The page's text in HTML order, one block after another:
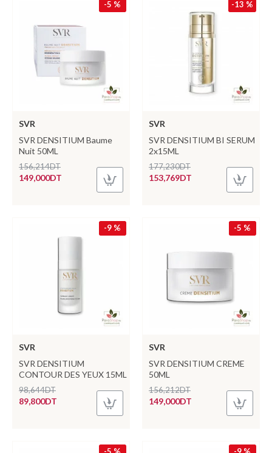
-5 %
SVR
SVR DENSITIUM Baume
Nuit 50ML
149,000DT
156,214DT
-13 %
SVR
SVR DENSITIUM BI SERUM
2x15ML
153,769DT
177,230DT
-9 %
SVR
SVR DENSITIUM
CONTOUR DES YEUX 15ML
89,800DT
98,644DT
-5 %
SVR
SVR DENSITIUM CREME
50ML
149,000DT
156,212DT